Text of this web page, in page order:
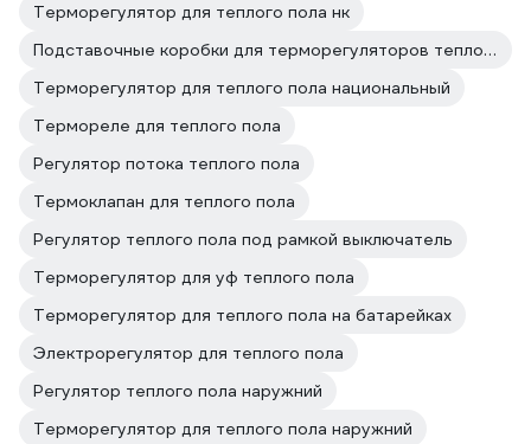
Терморегулятор для теплого пола нк
Подставочные коробки для терморегуляторов теплого пола
Терморегулятор для теплого пола национальный
Термореле для теплого пола
Регулятор потока теплого пола
Термоклапан для теплого пола
Регулятор теплого пола под рамкой выключатель
Терморегулятор для уф теплого пола
Терморегулятор для теплого пола на батарейках
Электрорегулятор для теплого пола
Регулятор теплого пола наружний
Терморегулятор для теплого пола наружний